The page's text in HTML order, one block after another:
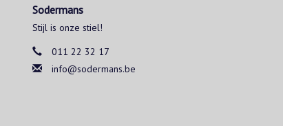
Sodermans
Stijl is onze stiel!
011 22 32 17
info@sodermans.be